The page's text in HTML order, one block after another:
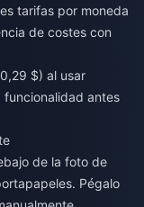
tarifas por moneda
de costes con
$) al usar
antes
de la foto de
Pégalo